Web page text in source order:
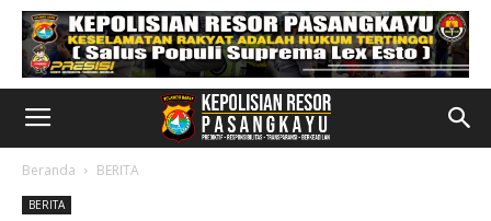
Beranda BERITA
BERITA